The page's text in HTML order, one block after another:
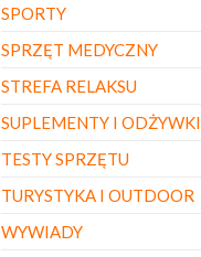
SPORTY
SPRZĘT MEDYCZNY
STREFA RELAKSU
SUPLEMENTY I ODŻYWKI
TESTY SPRZĘTU
TURYSTYKA I OUTDOOR
WYWIADY